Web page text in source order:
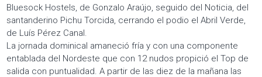
Bluesock Hostels, de Gonzalo Araújo, seguido del Noticia, del
santanderino Pichu Torcida, cerrando el podio el Abril Verde,
de Luís Pérez Canal.
La jornada dominical amaneció fría y con una componente
entablada del Nordeste que con 12 nudos propició el Top de
salida con puntualidad. A partir de las diez de la mañana las